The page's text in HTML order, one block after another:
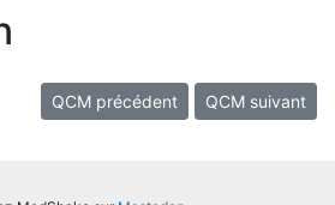
QCM précédent QCM suivant